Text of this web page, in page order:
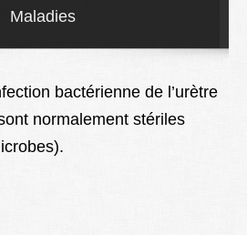
Maladies
bactérienne de l’urètre
normalement stériles